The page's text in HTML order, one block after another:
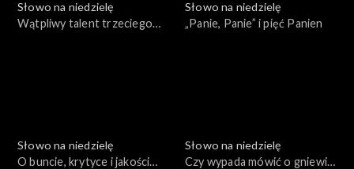
Słowo na niedzielę
Wątpliwy talent trzeciego
Słowo na niedzielę
„Panie, Panie” i pięć Panien
Słowo na niedzielę
O buncie, krytyce i jakości
Słowo na niedzielę
Czy wypada mówić o gniewie